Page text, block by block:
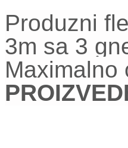
Produzni
3m sa 3
Maximalno